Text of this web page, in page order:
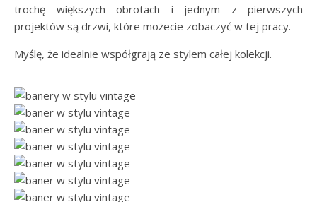
trochę większych obrotach i jednym z pierwszych
projektów są drzwi, które możecie zobaczyć w tej pracy.
Myślę, że idealnie współgrają ze stylem całej kolekcji.